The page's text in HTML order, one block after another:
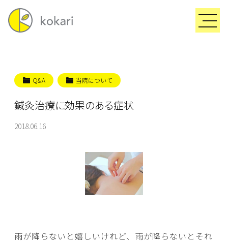
Q&A 当院について
鍼灸治療に効果のある症状
2018.06.16
雨が降らないと嬉しいけれど、雨が降らないとそれ